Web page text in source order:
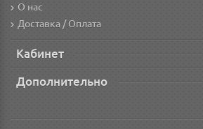
О нас
Доставка / Оплата
Кабинет
Дополнительно